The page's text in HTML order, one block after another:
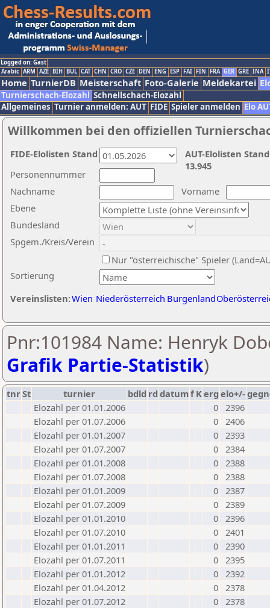
Logged on: Gast
Arabic ARM AZE BIH BUL CAT CHN CRO CZE DEN ENG ESP FAI FIN FRA GER GRE INA
Home TurnierDB Meisterschaft Foto-Galerie Meldekartei
Turnierschach-Elozahl Schnellschach-Elozahl
Allgemeines Turnier anmelden: AUT FIDE Spieler anmelden Elo
Willkommen bei den offiziellen
Nachname
Vorname
Ebene
Sortierung
Personennummer
Bundesland
Spgem./Kreis/Verein
Nur "österreichische" Spieler
Vereinslisten:Wien Niederösterreich Burgenland
AUT-Elolisten
13.945
FIDE-Elolisten Stand
Pnr:101984 Name: Henryk
Grafik Partie-Statistik)
tnrSt turnier bdld rd datumf Kerg elo+/-
Elozahl per 01.01.2006
0 2396
Elozahl per 01.07.2006
0 2406
Elozahl per 01.01.2007
0 2393
Elozahl per 01.07.2007
0 2384
Elozahl per 01.01.2008
0 2388
Elozahl per 01.07.2008
0 2388
Elozahl per 01.01.2009
0 2387
Elozahl per 01.07.2009
0 2389
Elozahl per 01.01.2010
0 2396
Elozahl per 01.07.2010
0 2401
Elozahl per 01.01.2011
0 2390
Elozahl per 01.07.2011
0 2395
Elozahl per 01.01.2012
0 2392
Elozahl per 01.04.2012
0 2378
Elozahl per 01.07.2012
0 2378